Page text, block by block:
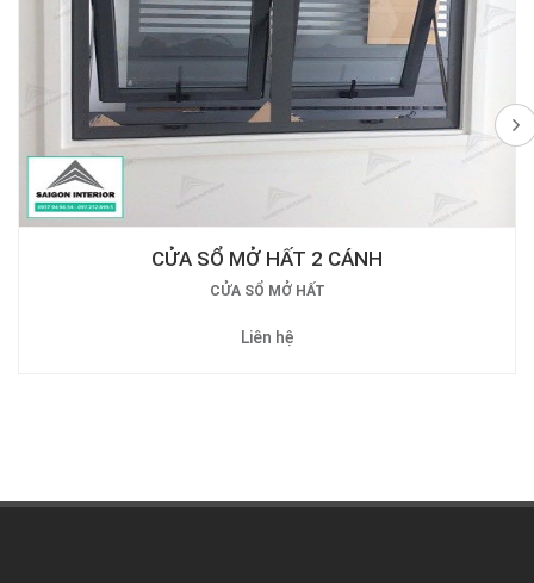
CỬA SỔ MỞ HẤT 1 CÁNH
CỬA SỔ MỞ HẤT